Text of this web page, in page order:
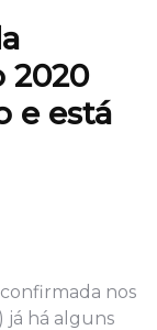
2020
e está
nos
já há alguns